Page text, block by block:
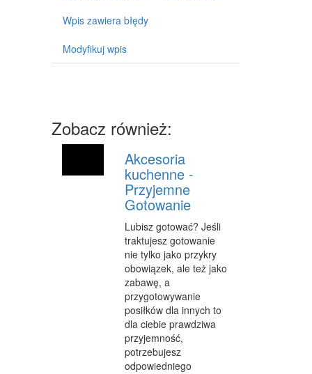
SPORT
ART. DLA ZWIERZĄT
CHEMIA
MATERIAŁY EKSPLOATACYJNE
INNE SKLEPY
SPRZĘT
MASZYNY
NARZĘDZIA
PRZEMYSŁ METALOWY
TRANSPORT
TRANSPORT
Wpis zawiera błędy
Modyfikuj wpis
Zobacz również:
Akcesoria
kuchenne -
Przyjemne
Gotowanie
Lubisz gotować? Jeśli
traktujesz gotowanie
nie tylko jako przykry
obowiązek, ale też jako
zabawę, a
przygotowywanie
posiłków dla innych to
dla ciebie prawdziwa
przyjemność,
potrzebujesz
odpowiedniego